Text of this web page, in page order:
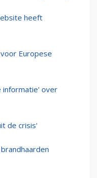
heeft
Europese
informatie' over
de crisis'